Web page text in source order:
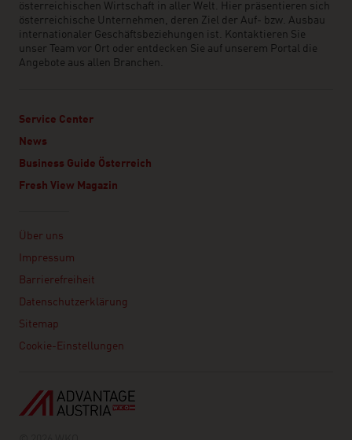
österreichischen Wirtschaft in aller Welt. Hier präsentieren sich
österreichische Unternehmen, deren Ziel der Auf- bzw. Ausbau
internationaler Geschäftsbeziehungen ist. Kontaktieren Sie
unser Team vor Ort oder entdecken Sie auf unserem Portal die
Angebote aus allen Branchen.
Service Center
News
Business Guide Österreich
Fresh View Magazin
Über uns
Impressum
Barrierefreiheit
Datenschutzerklärung
Sitemap
Cookie-Einstellungen